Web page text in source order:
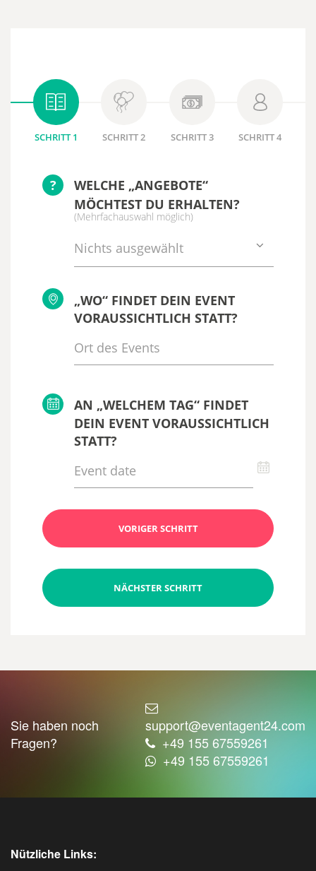
SCHRITT 1 SCHRITT 2 SCHRITT 3 SCHRITT 4
?
WELCHE „ANGEBOTE“
MÖCHTEST DU ERHALTEN?
(Mehrfachauswahl möglich)
Nichts ausgewählt
„WO“ FINDET DEIN EVENT
VORAUSSICHTLICH STATT?
AN „WELCHEM TAG“ FINDET
DEIN EVENT VORAUSSICHTLICH
STATT?
VORIGER SCHRITT
NÄCHSTER SCHRITT
Sie haben noch
Fragen?
support@eventagent24.com
+49 155 67559261
+49 155 67559261
Nützliche Links: